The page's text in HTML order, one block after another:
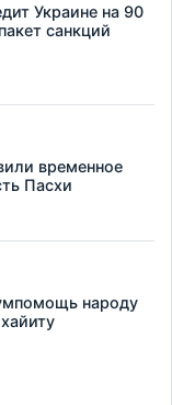
Украине на 90
санкций
временное
Пасхи
народу